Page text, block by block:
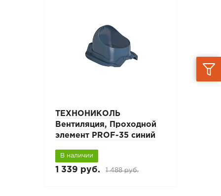
ТЕХНОНИКОЛЬ
Вентиляция, Проходной
элемент PROF-35 синий
В наличии
1 339 руб. 1 488 руб.